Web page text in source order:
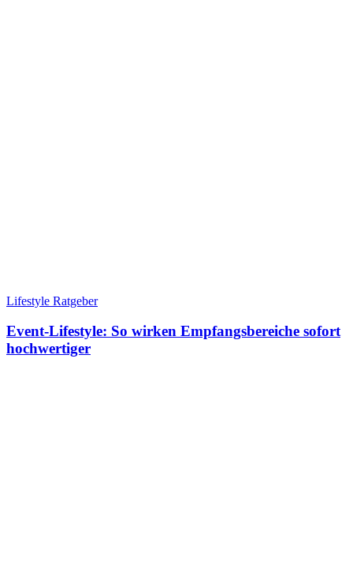
Lifestyle Ratgeber
Event-Lifestyle: So wirken Empfangsbereiche sofort
hochwertiger